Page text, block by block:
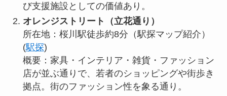
び支援施設としての価値あり。
オレンジストリート（立花通り）
所在地：桜川駅徒歩約8分（駅探マップ紹介）
(駅探)
概要：家具・インテリア・雑貨・ファッション
店が並ぶ通りで、若者のショッピングや街歩き
拠点。街のファッション性を象る通り。